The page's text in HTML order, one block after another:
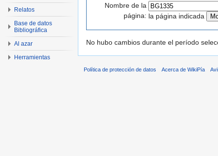
Nombre de la
página: la página indicada
No hubo cambios durante el período
Relatos
Base de datos
Bibliográfica
Al azar
Herramientas
Política de protección de datos Acerca de WikiPía